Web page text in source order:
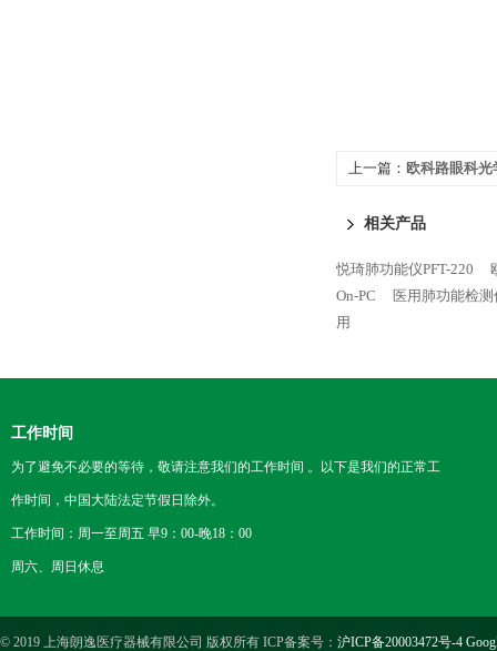
上一篇： 欧科路眼科
相关产品
悦琦肺功能仪PFT-220
On-PC
医用肺功能检测
用
工作时间
为了避免不必要的等待，敬请注意我们的工作时间 。以下是我们的正常工
作时间，中国大陆法定节假日除外。
工作时间：周一至周五 早9：00-晚18：00
周六、周日休息
© 2019 上海朗逸医疗器械有限公司 版权所有 ICP备案号： 沪ICP备20003472号-4